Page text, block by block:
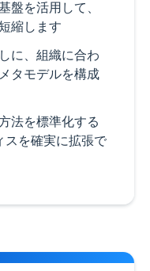
盤を活用して、
縮します
に、組織に合わ
タモデルを構成
法を標準化する
スを確実に拡張で